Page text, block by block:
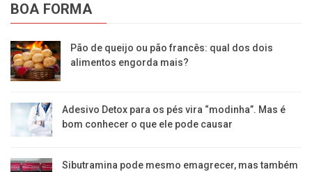
BOA FORMA
Pão de queijo ou pão francês: qual dos dois
alimentos engorda mais?
Adesivo Detox para os pés vira “modinha”. Mas é
bom conhecer o que ele pode causar
Sibutramina pode mesmo emagrecer, mas também